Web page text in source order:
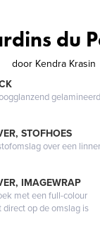
du
door Kendra Krasin
STOFHOES
over een
IMAGEWRAP
met een full-colour
direct op de omslag is